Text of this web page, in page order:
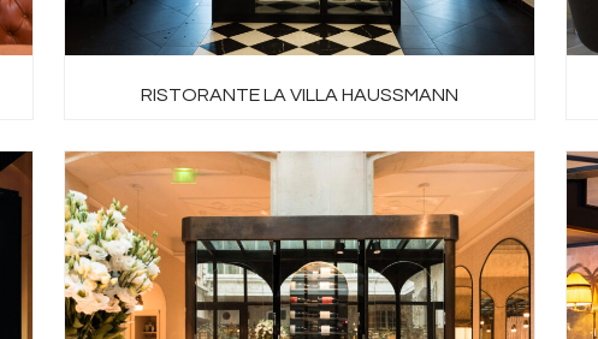
RISTORANTE LA VILLA HAUSSMANN